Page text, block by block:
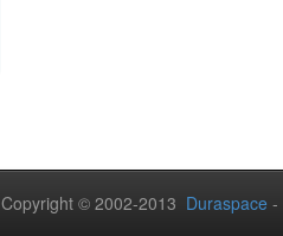
Copyright © 2002-2013 Duraspace -